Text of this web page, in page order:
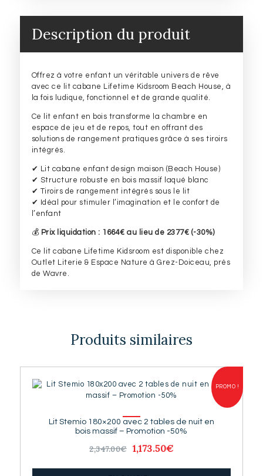
–
Promotion
-30%
t
Description du produit
Offrez à votre enfant un véritable univers de rêve
avec ce lit cabane Lifetime Kidsroom Beach House, à
la fois ludique, fonctionnel et de grande qualité.
Ce lit enfant en bois transforme la chambre en
espace de jeu et de repos, tout en offrant des
solutions de rangement pratiques grâce à ses tiroirs
intégrés.
✔ Lit cabane enfant design maison (Beach House)
✔ Structure robuste en bois massif laqué blanc
✔ Tiroirs de rangement intégrés sous le lit
✔ Idéal pour stimuler l’imagination et le confort de
l’enfant
💰 Prix liquidation : 1664€ au lieu de 2377€ (-30%)
Ce lit cabane Lifetime Kidsroom est disponible chez
Outlet Literie & Espace Nature à Grez-Doiceau, près
de Wavre.
Produits similaires
PROMO !
Lit Stemio 180×200 avec 2 tables de nuit en
bois massif – Promotion -50%
2,347.00€
Le
initial
1,173.50€
actuel